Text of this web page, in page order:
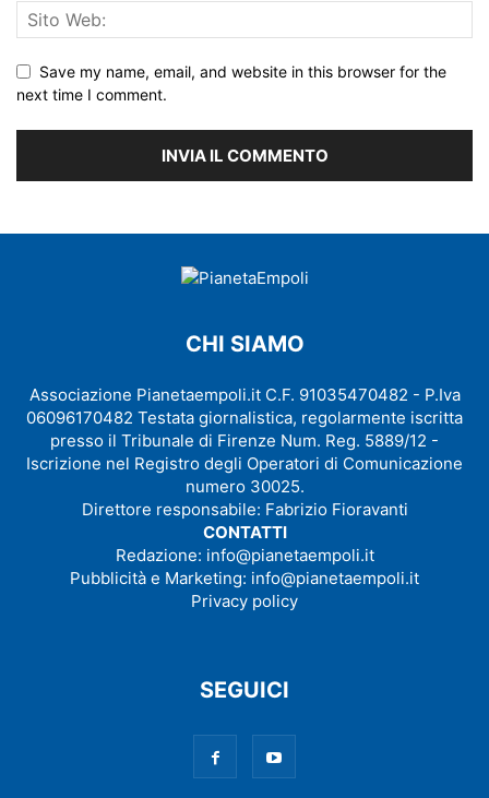
Save my name, email, and website in this browser for the
next time I comment.
CHI SIAMO
Associazione Pianetaempoli.it C.F. 91035470482 - P.Iva
06096170482 Testata giornalistica, regolarmente iscritta
presso il Tribunale di Firenze Num. Reg. 5889/12 -
Iscrizione nel Registro degli Operatori di Comunicazione
numero 30025.
Direttore responsabile: Fabrizio Fioravanti
CONTATTI
Redazione: info@pianetaempoli.it
Pubblicità e Marketing: info@pianetaempoli.it
Privacy policy
SEGUICI